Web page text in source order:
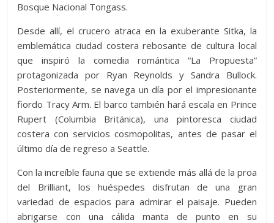
Bosque Nacional Tongass.
Desde allí, el crucero atraca en la exuberante Sitka, la
emblemática ciudad costera rebosante de cultura local
que inspiró la comedia romántica “La Propuesta”
protagonizada por Ryan Reynolds y Sandra Bullock.
Posteriormente, se navega un día por el impresionante
fiordo Tracy Arm. El barco también hará escala en Prince
Rupert (Columbia Británica), una pintoresca ciudad
costera con servicios cosmopolitas, antes de pasar el
último día de regreso a Seattle.
Con la increíble fauna que se extiende más allá de la proa
del Brilliant, los huéspedes disfrutan de una gran
variedad de espacios para admirar el paisaje. Pueden
abrigarse con una cálida manta de punto en su